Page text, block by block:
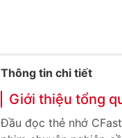
Thông tin chi tiết
Giới thiệu tổng
Đầu đọc thẻ nhớ